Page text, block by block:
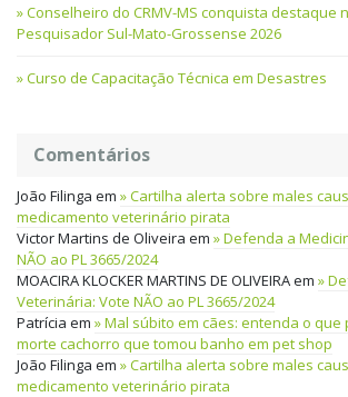
Conselheiro do CRMV-MS conquista destaque
Pesquisador Sul-Mato-Grossense 2026
Curso de Capacitação Técnica em Desastres
Comentários
João Filinga em
Cartilha alerta sobre males
medicamento veterinário pirata
Victor Martins de Oliveira em
Defenda a
NÃO ao PL 3665/2024
MOACIRA KLOCKER MARTINS DE OLIVEIRAem
Veterinária: Vote NÃO ao PL 3665/2024
Patrícia em
Mal súbito em cães: entenda o que
morte cachorro que tomou banho em pet shop
João Filinga em
Cartilha alerta sobre males
medicamento veterinário pirata